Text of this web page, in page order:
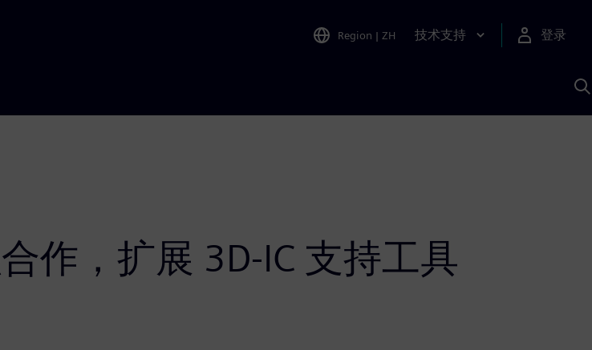
Region | ZH 技术支持 登录
作，扩展 3D-IC 支持工具